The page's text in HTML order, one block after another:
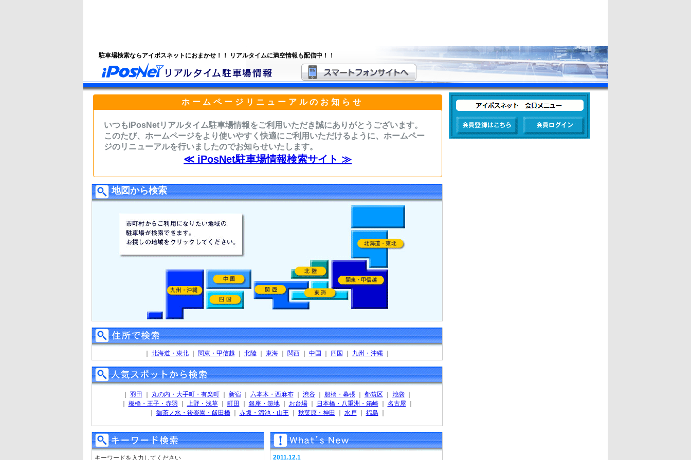
駐車場検索ならアイポスネットにおまかせ！！ リアルタイムに満空情報も配信中！！
ホームページリニューアルのお知らせ
いつもiPosNetリアルタイム駐車場情報をご利用いただき誠にありがとうございます。
このたび、ホームページをより使いやすく快適にご利用いただけるように、ホームペー
ジのリニューアルを行いましたのでお知らせいたします。
≪ iPosNet駐車場情報検索サイト ≫
地図から検索
北海道・東北｜ 関東・甲信越 北陸｜ 東海｜ 関西｜ 中国 四国 九州・沖縄｜
羽田 丸の内・大手町・有楽町｜ 新宿｜ 六本木・西麻布｜ 渋谷｜ 船橋・幕張｜ 都筑区 池袋｜
板橋・王子・赤羽 上野・浅草｜ 町田 銀座・築地｜ お台場｜ 日本橋・八重洲・箱崎｜ 名古屋
御茶ノ水・後楽園・飯田橋｜ 赤坂・溜池・山王 秋葉原・神田 水戸｜ 福島
キーワードを入力してください 2011.12.1